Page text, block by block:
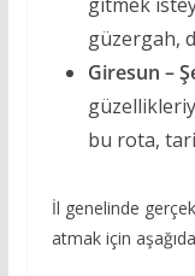
güzergah,
Giresun –
bu rota,
İl genelinde
atmak için